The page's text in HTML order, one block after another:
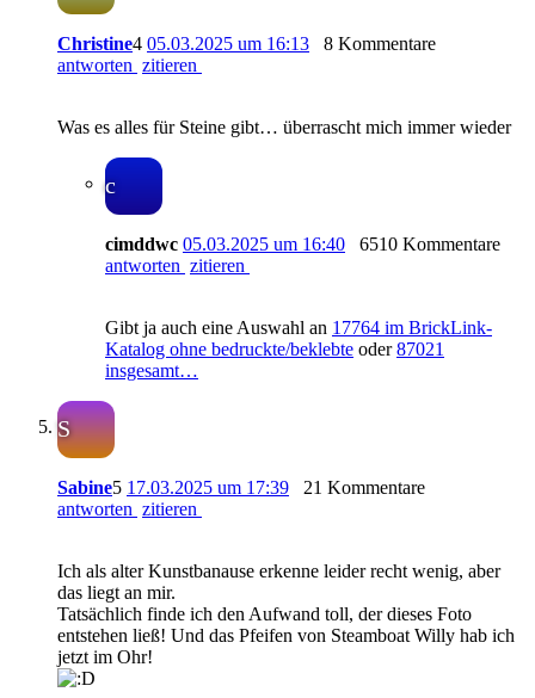
Christine4 05.03.2025 um 16:13
8 Kommentare
antworten zitieren
Was es alles für Steine gibt… überrascht mich immer wieder
c
cimddwc 05.03.2025 um 16:40
6510 Kommentare
antworten zitieren
Gibt ja auch eine Auswahl an 17764 im BrickLink-
Katalog ohne bedruckte/beklebte oder87021
insgesamt…
S
Sabine5 17.03.2025 um 17:39
21 Kommentare
antworten zitieren
Ich als alter Kunstbanause erkenne leider recht wenig, aber
das liegt an mir.
Tatsächlich finde ich den Aufwand toll, der dieses Foto
entstehen ließ! Und das Pfeifen von Steamboat Willy hab ich
jetzt im Ohr!